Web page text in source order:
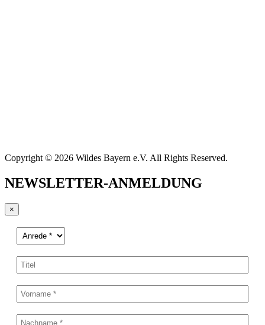
Copyright © 2026 Wildes Bayern e.V. All Rights Reserved.
NEWSLETTER-ANMELDUNG
×